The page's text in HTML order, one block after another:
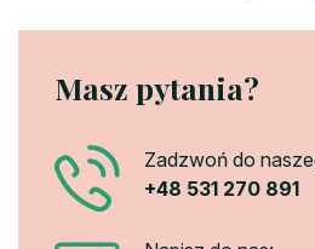
Masz pytania?
Zadzwoń do
+48 531 270 891